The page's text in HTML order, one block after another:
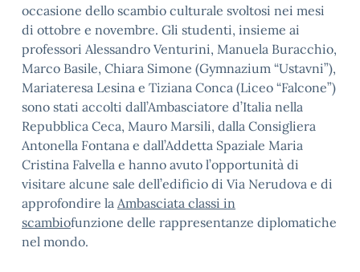
occasione dello scambio culturale svoltosi nei mesi
di ottobre e novembre. Gli studenti, insieme ai
professori Alessandro Venturini, Manuela Buracchio,
Marco Basile, Chiara Simone (Gymnazium “Ustavni”),
Mariateresa Lesina e Tiziana Conca (Liceo “Falcone”)
sono stati accolti dall’Ambasciatore d’Italia nella
Repubblica Ceca, Mauro Marsili, dalla Consigliera
Antonella Fontana e dall’Addetta Spaziale Maria
Cristina Falvella e hanno avuto l’opportunità di
visitare alcune sale dell’edificio di Via Nerudova e di
approfondire la Ambasciata classi in
scambiofunzione delle rappresentanze diplomatiche
nel mondo.